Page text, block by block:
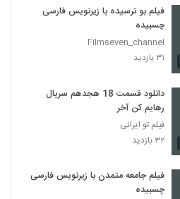
فیلم بو ترسیده با زیرنویس فارسی
چسبیده
Filmseven_channel
۳۱ بازدید
دانلود قسمت 18 هجدهم سریال
رهایم کن آخر
فیلم تو ایرانی
۳۲ بازدید
فیلم جامعه متمدن با زیرنویس فارسی
چسبیده